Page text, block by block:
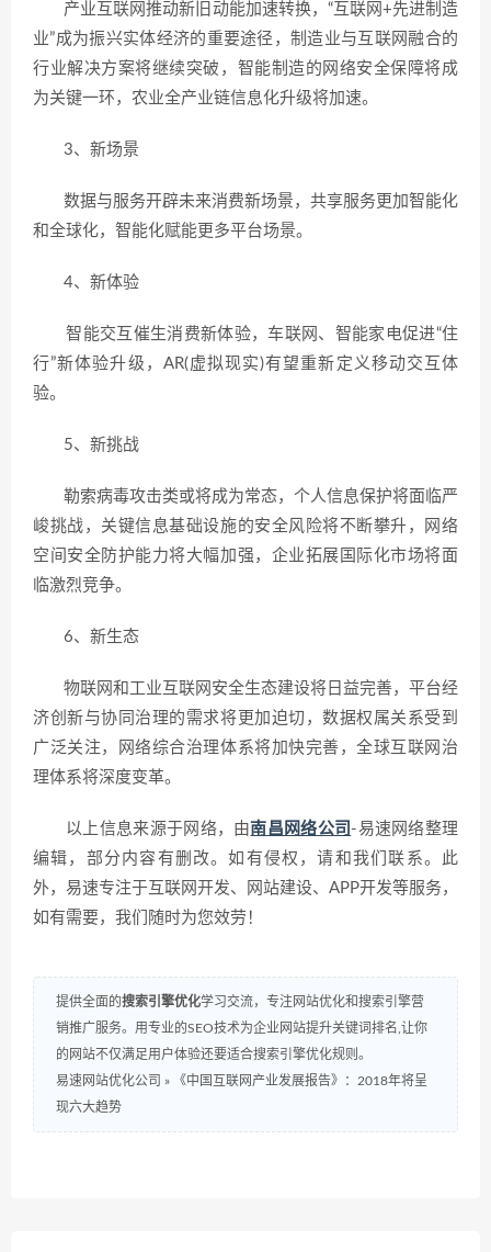
产业互联网推动新旧动能加速转换，“互联网+先进制造
业”成为振兴实体经济的重要途径，制造业与互联网融合的
行业解决方案将继续突破，智能制造的网络安全保障将成
为关键一环，农业全产业链信息化升级将加速。
3、新场景
数据与服务开辟未来消费新场景，共享服务更加智能化
和全球化，智能化赋能更多平台场景。
4、新体验
智能交互催生消费新体验，车联网、智能家电促进“住
行”新体验升级，AR(虚拟现实)有望重新定义移动交互体
验。
5、新挑战
勒索病毒攻击类或将成为常态，个人信息保护将面临严
峻挑战，关键信息基础设施的安全风险将不断攀升，网络
空间安全防护能力将大幅加强，企业拓展国际化市场将面
临激烈竞争。
6、新生态
物联网和工业互联网安全生态建设将日益完善，平台经
济创新与协同治理的需求将更加迫切，数据权属关系受到
广泛关注，网络综合治理体系将加快完善，全球互联网治
理体系将深度变革。
以上信息来源于网络，由 南昌网络公司 -易速网络整理
编辑，部分内容有删改。如有侵权，请和我们联系。此
外，易速专注于互联网开发、网站建设、APP开发等服务，
如有需要，我们随时为您效劳！
提供全面的搜索引擎优化学习交流，专注网站优化和搜索引擎营
销推广服务。用专业的SEO技术为企业网站提升关键词排名,让你
的网站不仅满足用户体验还要适合搜索引擎优化规则。
易速网站优化公司 »
《中国互联网产业发展报告》：2018年将呈
现六大趋势